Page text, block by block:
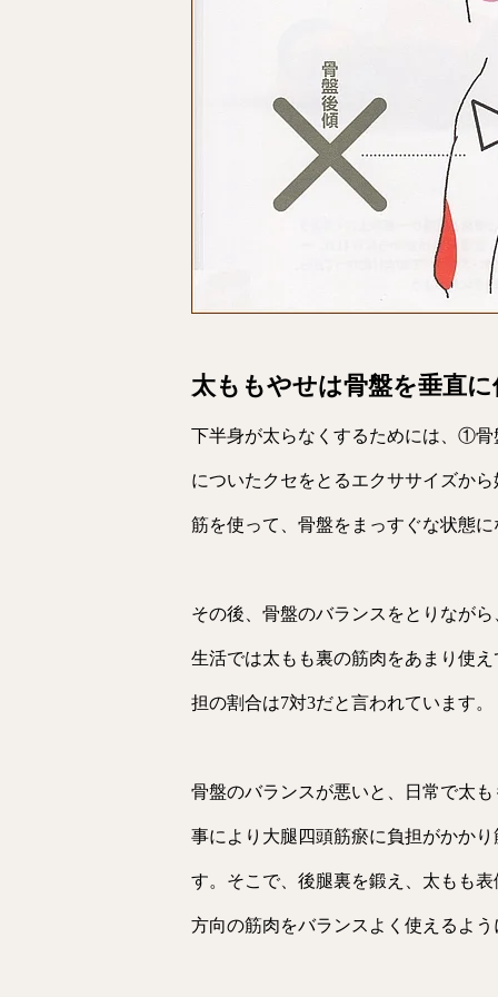
太ももやせは骨盤を垂直
下半身が太らなくするためには、①
についたクセをとるエクササイズか
筋を使って、骨盤をまっすぐな状態
その後、骨盤のバランスをとりなが
生活では太もも裏の筋肉をあまり使
担の割合は7対3だと言われています。
骨盤のバランスが悪いと、日常で太
事により大腿四頭筋瘀に負担がかか
す。そこで、後腿裏を鍛え、太もも
方向の筋肉をバランスよく使えるよ